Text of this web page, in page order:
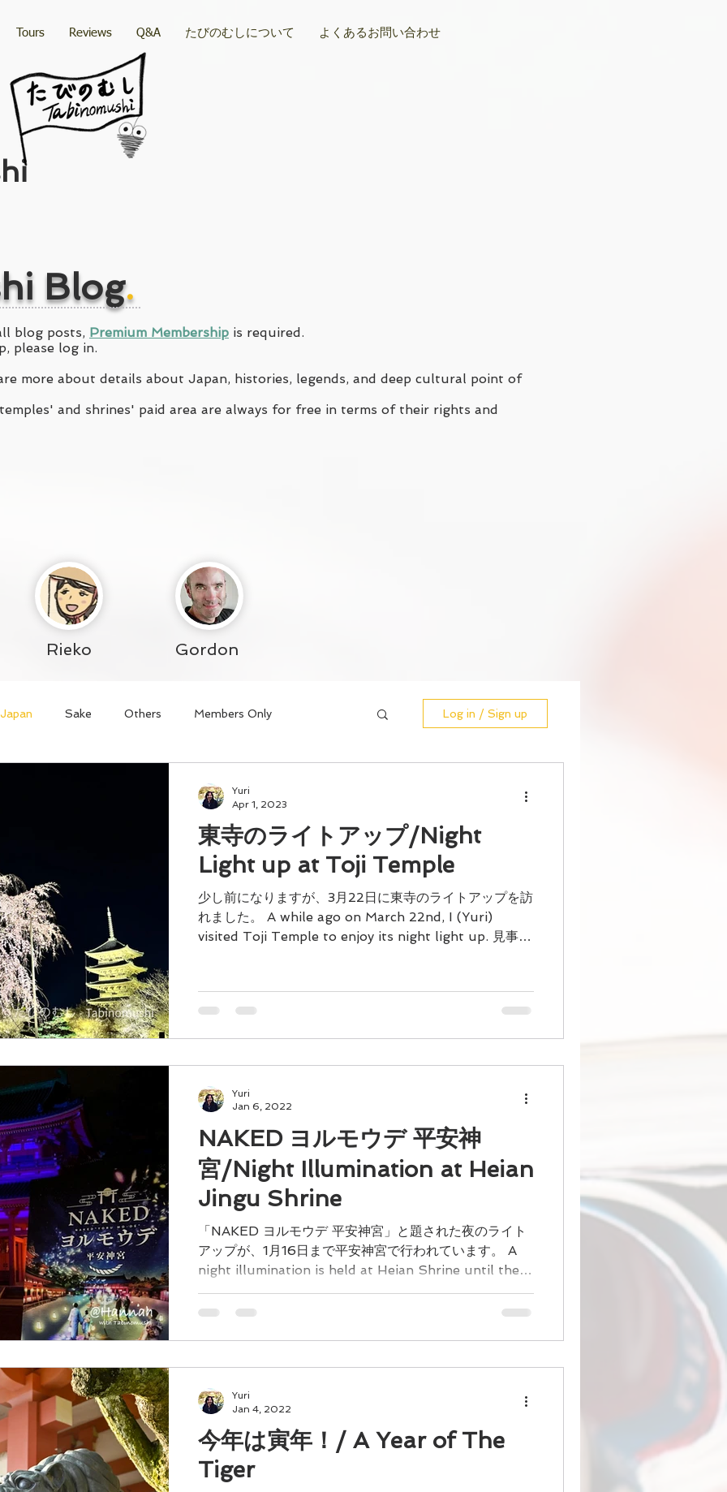
Blog.
blog posts, Premium Membership is required.
please log in.
more about details about Japan, histories, legends, and deep cultural point of
and shrines' paid area are always for free in terms of their rights and
Rieko Gordon
Sake Others Members Only Log in / Sign up
東寺のライトアップ/Night
Light up at Toji Temple
少し前になりますが、3月22日に東寺のライトアップを訪
れました。 A while ago on March 22nd, I (Yuri)
visited Toji Temple to enjoy its night light up. 見事な
Yuri
Apr 1, 2023
NAKED ヨルモウデ 平安神
宮/Night Illumination at Heian
Jingu Shrine
「NAKED ヨルモウデ 平安神宮」と題された夜のライト
アップが、1月16日まで平安神宮で行われています。 A
night illumination is held at Heian Shrine until the
Yuri
Jan 6, 2022
今年は寅年！/ A Year of The
Tiger
Yuri
Jan 4, 2022
Tours Reviews Q&A たびのむしについて よくあるお問い合わせ